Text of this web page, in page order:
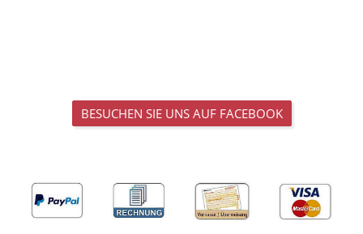
BESUCHEN SIE UNS AUF FACEBOOK